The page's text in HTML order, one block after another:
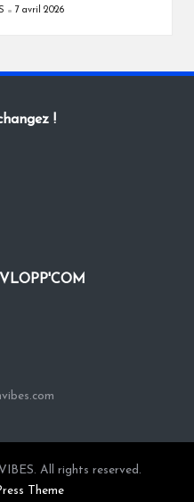
7 avril 2026
!
All rights reserved.
Theme